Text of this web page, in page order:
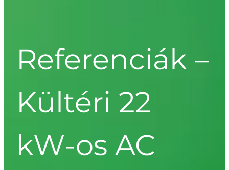
Referenciák –
Kültéri 22
kW-os AC